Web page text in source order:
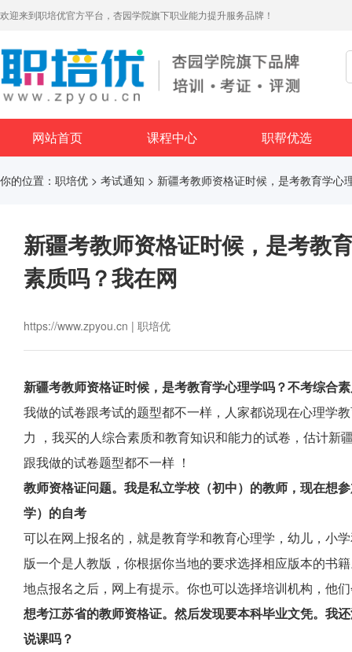
欢迎来到职培优官方平台，杏园学院旗下职业能力提升服务品牌！
网站首页 课程中心 职帮优选
你的位置： 职培优 > 考试通知 > 新疆考教师资格证时候，是考教育学心
新疆考教师资格证时候，是考教
素质吗？我在网
https://www.zpyou.cn | 职培优
新疆考教师资格证时候，是考教育学心理学吗？不考综合
我做的试卷跟考试的题型都不一样，人家都说现在心理学
力 ，我买的人综合素质和教育知识和能力的试卷，估计新
跟我做的试卷题型都不一样 ！
教师资格证问题。我是私立学校（初中）的教师，现在想
学）的自考
可以在网上报名的，就是教育学和教育心理学，幼儿，小
版一个是人教版，你根据你当地的要求选择相应版本的书
地点报名之后，网上有提示。你也可以选择培训机构，他
想考江苏省的教师资格证。然后发现要本科毕业文凭。我
说课吗？